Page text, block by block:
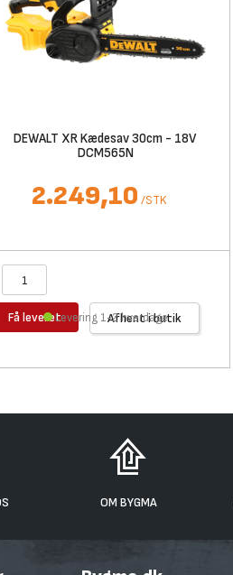
DEWALT XR Kædesav 30cm - 18V
DCM565N
2.249,10 /STK
Få leveret Afhent i butik
Levering 1-2 hverdage
OM BYGMA